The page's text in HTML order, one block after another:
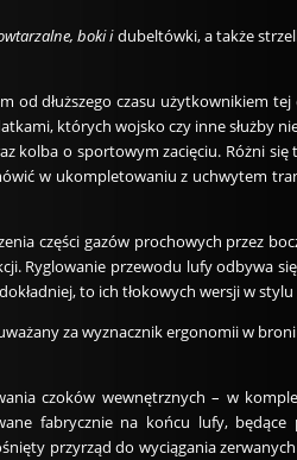
boki idubeltówki, a także
od dłuższego czasu użytkownikiem tej
których wojsko czy inne służby
kolba o sportowym zacięciu. Różni się
w ukompletowaniu z uchwytem
części gazów prochowych przez
Ryglowanie przewodu lufy odbywa
to ich tłokowych wersji w
za wyznacznik ergonomii w
czoków wewnętrznych – w
fabrycznie na końcu lufy, będące
przyrząd do wyciągania zerwanych